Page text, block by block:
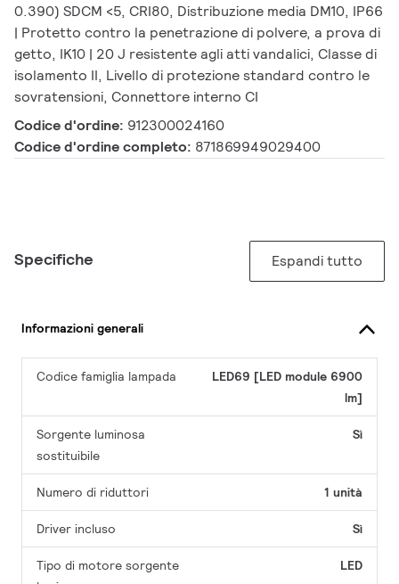
0.390) SDCM <5, CRI80, Distribuzione media DM10, IP66
| Protetto contro la penetrazione di polvere, a prova di
getto, IK10 | 20 J resistente agli atti vandalici, Classe di
isolamento II, Livello di protezione standard contro le
sovratensioni, Connettore interno CI
Codice d'ordine: 912300024160
Codice d'ordine completo: 871869949029400
Specifiche Espandi tutto
Informazioni generali
Codice famiglia lampada
LED69 [LED module 6900
lm]
Sorgente luminosa
sostituibile
Sì
Numero di riduttori 1 unità
Driver incluso Sì
Tipo di motore sorgente
LED